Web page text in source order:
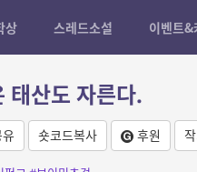
상 스레드소설 이벤트&
태산도 자른다.
숏코드복사 후원